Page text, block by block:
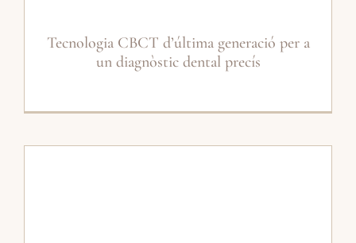
Tecnologia CBCT d’última generació per a
un diagnòstic dental precís